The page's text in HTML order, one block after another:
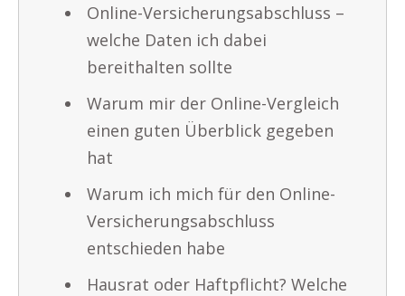
Online-Versicherungsabschluss –
welche Daten ich dabei
bereithalten sollte
Warum mir der Online-Vergleich
einen guten Überblick gegeben
hat
Warum ich mich für den Online-
Versicherungsabschluss
entschieden habe
Hausrat oder Haftpflicht? Welche